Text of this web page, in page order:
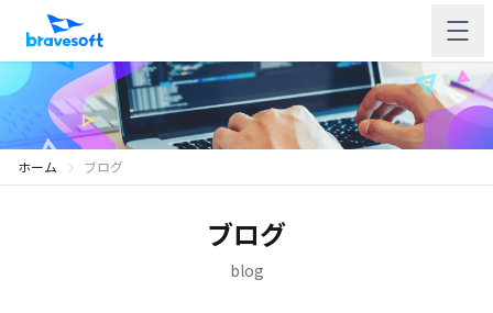
ホーム ブログ
ブログ
blog